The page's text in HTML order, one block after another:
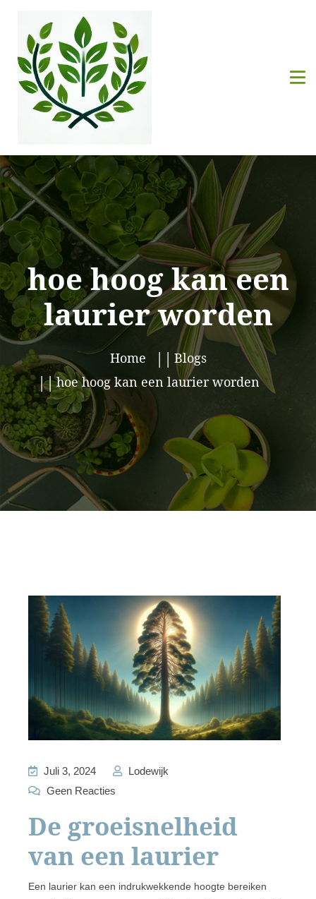
hoe hoog kan een
laurier worden
Home
Blogs
hoe hoog kan een laurier worden
Juli 3, 2024
Lodewijk
Geen Reacties
De groeisnelheid
van een laurier
Een laurier kan een indrukwekkende hoogte bereiken